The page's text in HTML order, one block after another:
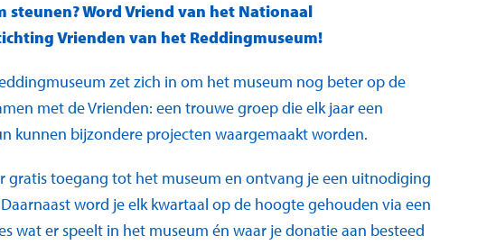
steunen? Word Vriend van het Nationaal
Vrienden van het Reddingmuseum!
zet zich in om het museum nog beter op de
met de Vrienden: een trouwe groep die elk jaar een
kunnen bijzondere projecten waargemaakt worden.
gratis toegang tot het museum en ontvang je een uitnodiging
word je elk kwartaal op de hoogte gehouden via een
wat er speelt in het museum én waar je donatie aan besteed